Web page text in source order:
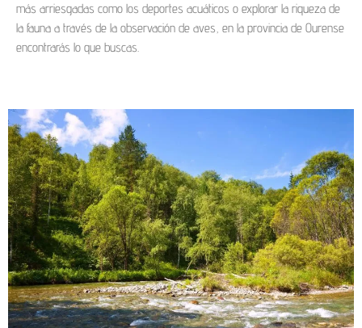
más arriesgadas como los deportes acuáticos o explorar la riqueza de
la fauna a través de la observación de aves, en la provincia de Ourense
encontrarás lo que buscas.